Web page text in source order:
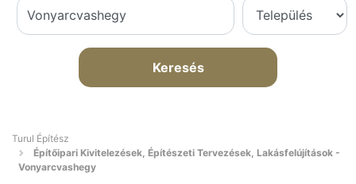
Keresés
Turul Építész
Építőipari Kivitelezések, Építészeti Tervezések, Lakásfelújítások -
Vonyarcvashegy